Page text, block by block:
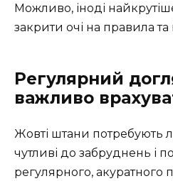
Можливо, іноді
закрити очі на правила
Регулярний
важливо
Жовті штани потребують
чутливі до забруднень і
регулярного, акуратного